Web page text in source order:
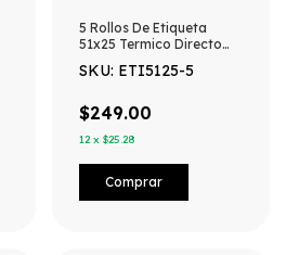
5 Rollos De Etiqueta
51x25 Termico Directo
SKU: ETI5125-5
$249.00
12 x $25.28